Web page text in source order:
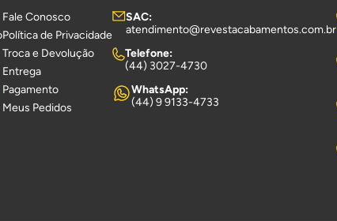
Fale Conosco
Política de Privacidade
Troca e Devolução
Entrega
Pagamento
Meus Pedidos
SAC:
atendimento@revestacabamentos.com.br
Telefone:
(44) 3027-4730
WhatsApp:
(44) 9 9133-4733